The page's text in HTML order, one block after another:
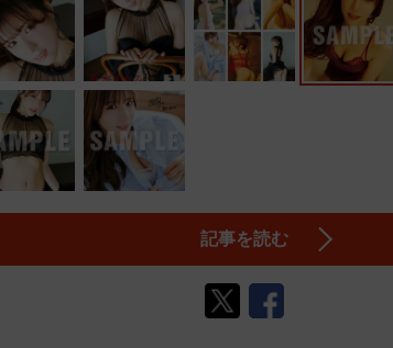
記事を読む